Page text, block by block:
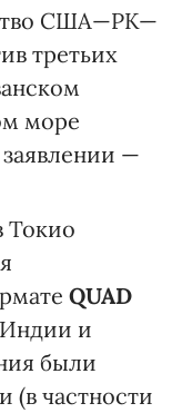
США—РК—
третьих
море
—
Токио
QUAD
и
были
(в частности